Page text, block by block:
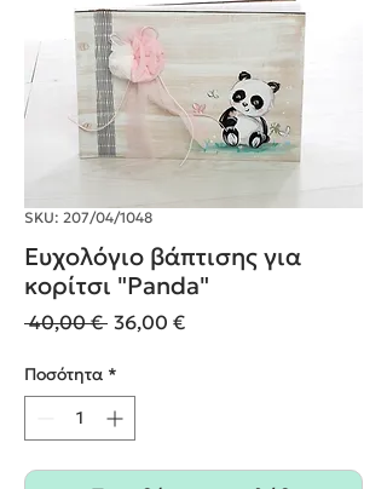
SKU: 207/04/1048
Ευχολόγιο βάπτισης για
κορίτσι "Panda"
40,00 € Κανονική
36,00 €Τιμή
Ποσότητα *